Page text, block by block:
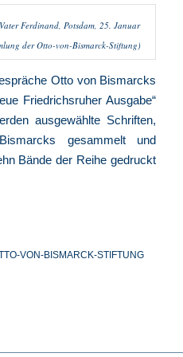
Ferdinand, Potsdam, 25. Januar
der Otto-von-Bismarck-Stiftung)
Otto von Bismarcks
Friedrichsruher Ausgabe“
ausgewählte Schriften,
gesammelt und
Bände der Reihe gedruckt
VON-BISMARCK-STIFTUNG